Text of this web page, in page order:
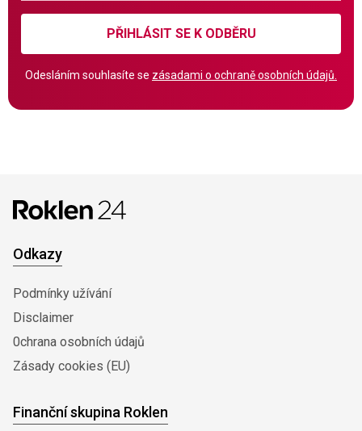
PŘIHLÁSIT SE K ODBĚRU
Odesláním souhlasíte se zásadami o ochraně osobních údajů.
Odkazy
Podmínky užívání
Disclaimer
0chrana osobních údajů
Zásady cookies (EU)
Finanční skupina Roklen